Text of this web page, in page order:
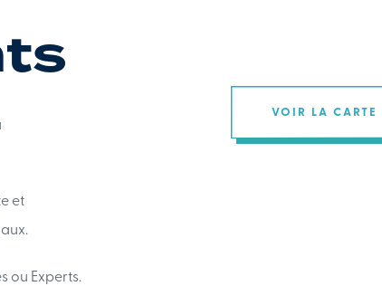
Nous rejoindre
et
ou Experts.
VOIR LA CARTE